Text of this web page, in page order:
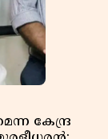
കേന്ദ്ര